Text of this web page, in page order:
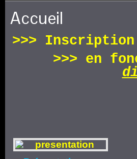
Accueil
>>> Inscription
>>> en